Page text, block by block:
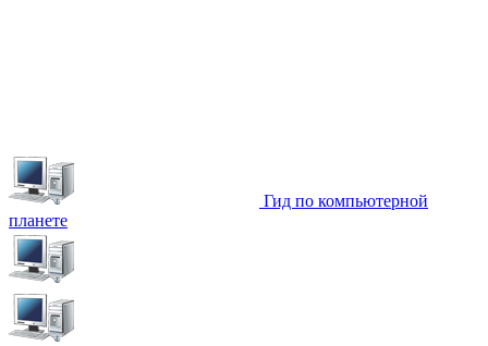
Гид по компьютерной
планете